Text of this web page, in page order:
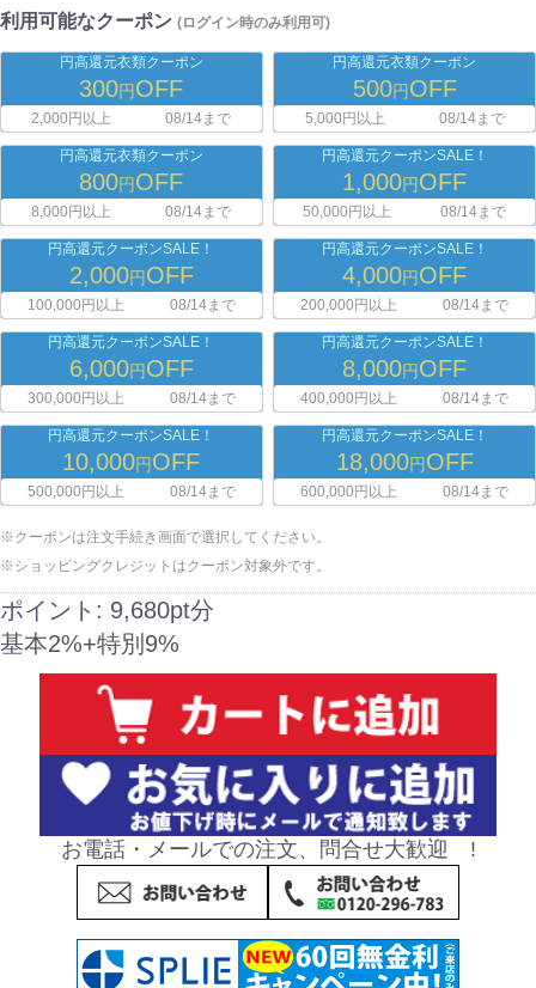
利用可能なクーポン (ログイン時のみ利用可)
円高還元衣類クーポン
300円OFF
2,000円以上 08/14まで
円高還元衣類クーポン
500円OFF
5,000円以上 08/14まで
円高還元衣類クーポン
800円OFF
8,000円以上 08/14まで
円高還元クーポンSALE！
1,000円OFF
50,000円以上 08/14まで
円高還元クーポンSALE！
2,000円OFF
100,000円以上 08/14まで
円高還元クーポンSALE！
4,000円OFF
200,000円以上 08/14まで
円高還元クーポンSALE！
6,000円OFF
300,000円以上 08/14まで
円高還元クーポンSALE！
8,000円OFF
400,000円以上 08/14まで
円高還元クーポンSALE！
10,000円OFF
500,000円以上 08/14まで
円高還元クーポンSALE！
18,000円OFF
600,000円以上 08/14まで
※クーポンは注文手続き画面で選択してください。
※ショッピングクレジットはクーポン対象外です。
ポイント: 9,680pt分
基本2%+特別9%
お電話・メールでの注文、問合せ大歓迎 !